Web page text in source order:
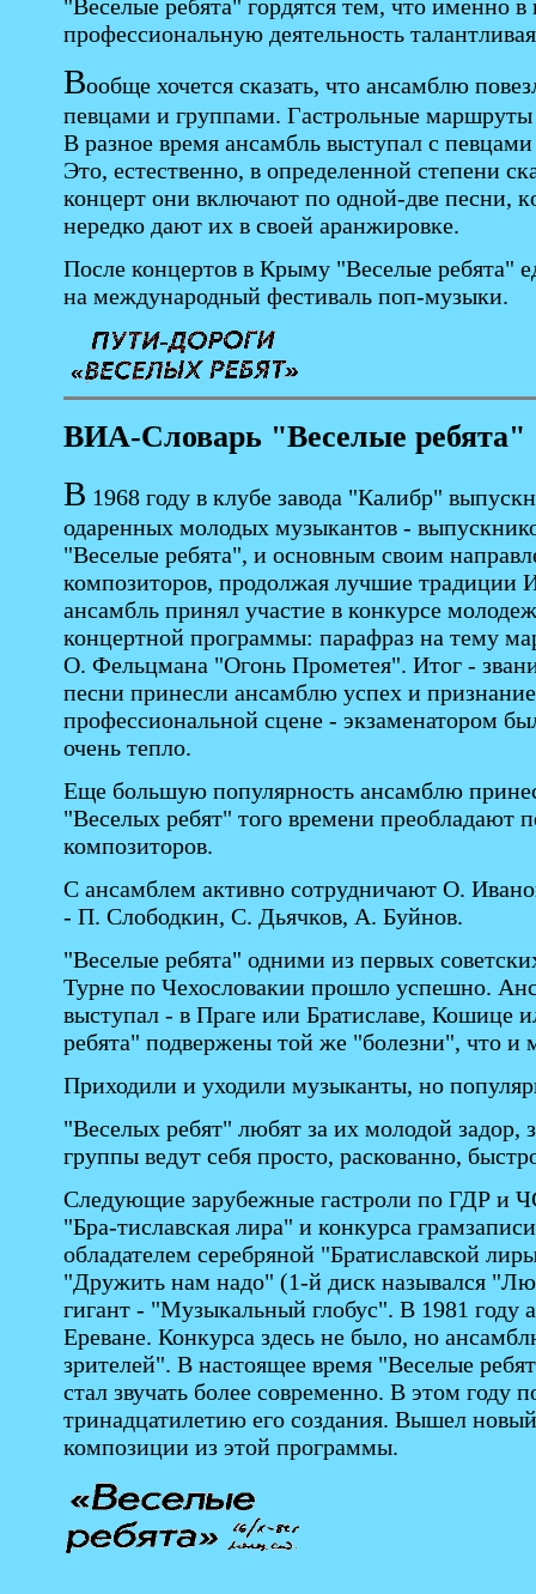
"Веселые ребята" гордятся тем, что именно
профессиональную деятельность
Вообще хочется сказать, что ансамблю
певцами и группами. Гастрольные
В разное время ансамбль выступал с
Это, естественно, в определенной степени
концерт они включают по одной-две песни,
нередко дают их в своей аранжировке.
После концертов в Крыму "Веселые ребята"
на международный фестиваль поп-музыки.
ВИА-Словарь "Веселые ребята"
В 1968 году в клубе завода "Калибр"
одаренных молодых музыкантов -
"Веселые ребята", и основным своим
композиторов, продолжая лучшие традиции
ансамбль принял участие в конкурсе
концертной программы: парафраз на тему
О. Фельцмана "Огонь Прометея". Итог -
песни принесли ансамблю успех и
профессиональной сцене - экзаменатором
очень тепло.
Еще большую популярность ансамблю
"Веселых ребят" того времени преобладают
композиторов.
С ансамблем активно сотрудничают О.
- П. Слободкин, С. Дьячков, А. Буйнов.
"Веселые ребята" одними из первых
Турне по Чехословакии прошло успешно.
выступал - в Праге или Братиславе, Кошице
ребята" подвержены той же "болезни", что и
Приходили и уходили музыканты, но
"Веселых ребят" любят за их молодой задор,
группы ведут себя просто, раскованно,
Следующие зарубежные гастроли по ГДР и
"Бра-тиславская лира" и конкурса
обладателем серебряной "Братиславской
"Дружить нам надо" (1-й диск назывался
гигант - "Музыкальный глобус". В 1981 году
Ереване. Конкурса здесь не было, но
зрителей". В настоящее время "Веселые
стал звучать более современно. В этом году
тринадцатилетию его создания. Вышел
композиции из этой программы.